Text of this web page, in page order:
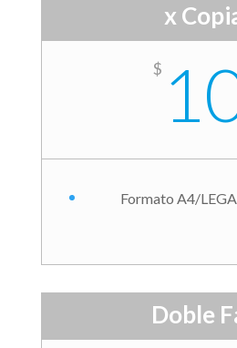
x
$
Formato A4/
Doble